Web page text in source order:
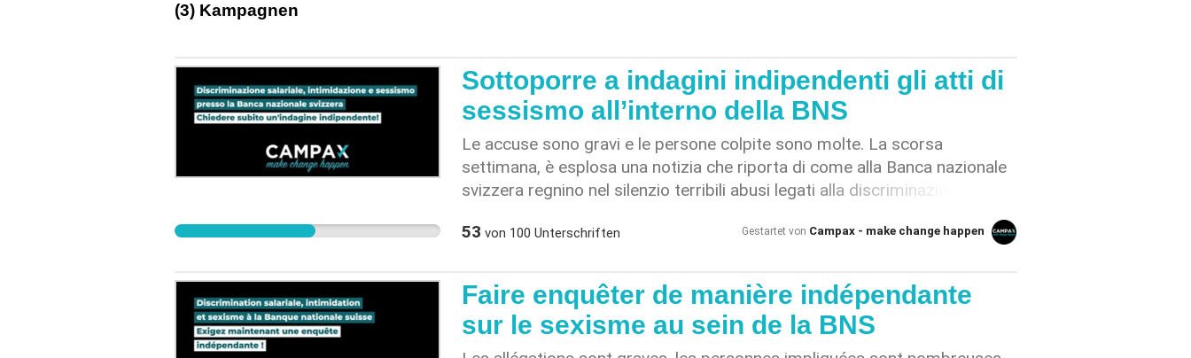
(3) Kampagnen
Sottoporre a indagini indipendenti gli atti di
sessismo all’interno della BNS
Le accuse sono gravi e le persone colpite sono molte. La scorsa
settimana, è esplosa una notizia che riporta di come alla Banca nazionale
svizzera regnino nel silenzio terribili abusi legati alla discriminazione di
conservatore, nega quanto emerso dalle interviste: non esiste alcuna
svizzera; stiamo parlando, dunque, di casi isolati. L'organo di vigilanza del
Consiglio di amministrazione, il Consiglio di banca, ha affermato di non
avere nulla da aggiungere, allineandosi di fatto a quanto dichiarato dalla
dirigenza oggetto di critiche. Ciò significa che il Consiglio di banca si sta
53 von 100 Unterschriften Gestartet von Campax - make change happen
Faire enquêter de manière indépendante
sur le sexisme au sein de la BNS